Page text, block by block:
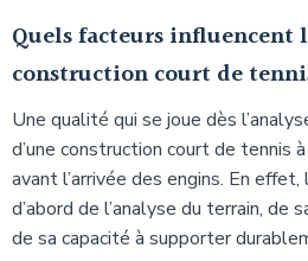
Quels facteurs influencent
construction court de
Une qualité qui se joue dès
d’une construction court de tennis
avant l’arrivée des engins. En
d’abord de l’analyse du terrain,
de sa capacité à supporter